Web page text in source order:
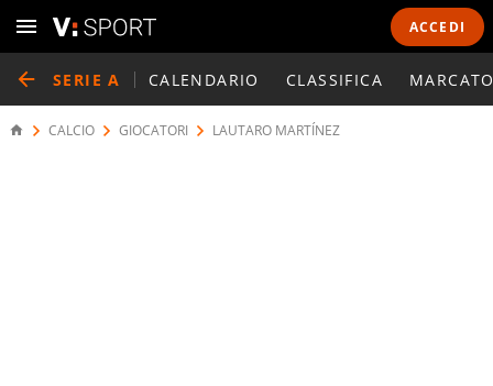
ACCEDI
SERIE A CALENDARIO CLASSIFICA
CALCIO GIOCATORI LAUTARO MARTÍNEZ